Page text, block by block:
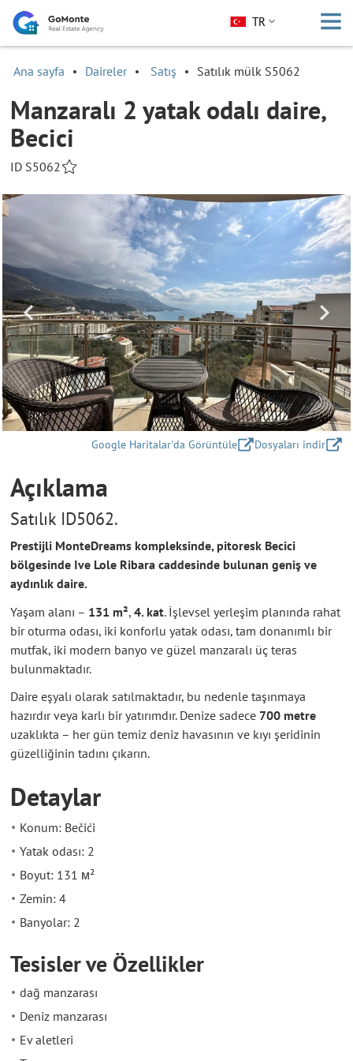
TR
Ana sayfa Daireler Satış Satılık mülk S5062
Manzaralı 2 yatak odalı daire,
Becici
ID S5062
Google Haritalar'da Görüntüle Dosyaları indir
Açıklama
Satılık ID5062.
Prestijli MonteDreams kompleksinde, pitoresk Becici
bölgesinde Ive Lole Ribara caddesinde bulunan geniş ve
aydınlık daire.
Yaşam alanı – 131 m², 4. kat. İşlevsel yerleşim planında rahat
bir oturma odası, iki konforlu yatak odası, tam donanımlı bir
mutfak, iki modern banyo ve güzel manzaralı üç teras
bulunmaktadır.
Daire eşyalı olarak satılmaktadır, bu nedenle taşınmaya
hazırdır veya karlı bir yatırımdır. Denize sadece 700 metre
uzaklıkta – her gün temiz deniz havasının ve kıyı şeridinin
güzelliğinin tadını çıkarın.
Detaylar
Konum: Bečići
Yatak odası: 2
Boyut: 131 м²
Zemin: 4
Banyolar: 2
Tesisler ve Özellikler
dağ manzarası
Deniz manzarası
Ev aletleri